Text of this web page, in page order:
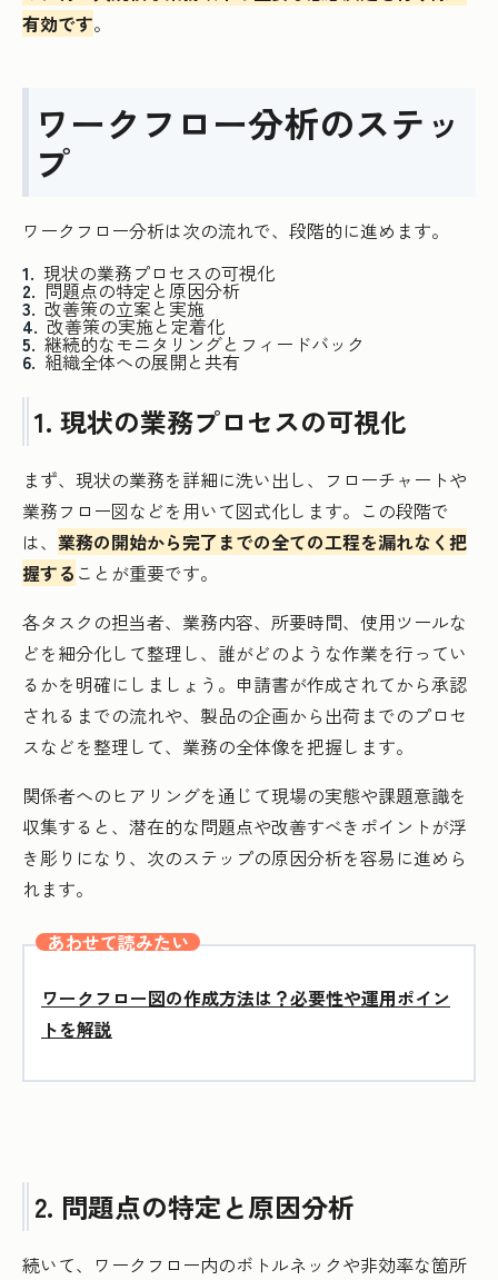
有効です。
ワークフロー分析のステッ
プ
ワークフロー分析は次の流れで、段階的に進めます。
現状の業務プロセスの可視化
問題点の特定と原因分析
改善策の立案と実施
改善策の実施と定着化
継続的なモニタリングとフィードバック
組織全体への展開と共有
1. 現状の業務プロセスの可視化
まず、現状の業務を詳細に洗い出し、フローチャートや
業務フロー図などを用いて図式化します。この段階で
は、 業務の開始から完了までの全ての工程を漏れなく把
握する ことが重要です。
各タスクの担当者、業務内容、所要時間、使用ツールな
どを細分化して整理し、誰がどのような作業を行ってい
るかを明確にしましょう。申請書が作成されてから承認
されるまでの流れや、製品の企画から出荷までのプロセ
スなどを整理して、業務の全体像を把握します。
関係者へのヒアリングを通じて現場の実態や課題意識を
収集すると、潜在的な問題点や改善すべきポイントが浮
き彫りになり、次のステップの原因分析を容易に進めら
れます。
あわせて読みたい
ワークフロー図の作成方法は？必要性や運用ポイン
トを解説
2. 問題点の特定と原因分析
続いて、ワークフロー内のボトルネックや非効率な箇所